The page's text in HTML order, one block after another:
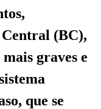
(BC),
graves e
que se